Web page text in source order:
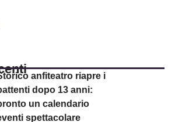
anfiteatro riapre i
dopo 13 anni:
un calendario
spettacolare